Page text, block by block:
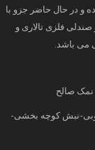
و در حال حاضر جزو با
صندلی فلزی تالاری و
می باشد.
نمک صالح
نبش کوچه بخشی-